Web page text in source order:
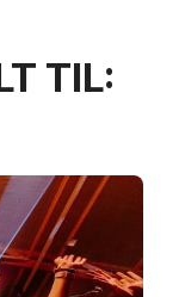
TIL: